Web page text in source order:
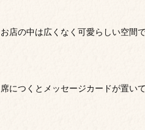
お店の中は広くなく可愛らしい空間で
席につくとメッセージカードが置い